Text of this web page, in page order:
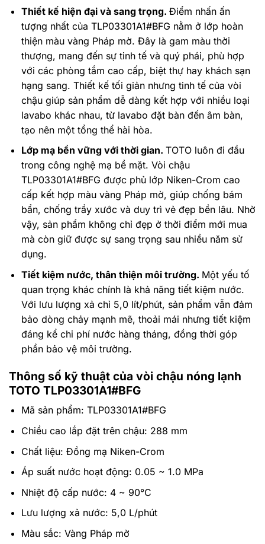
Thiết kế hiện đại và sang trọng. Điểm nhấn ấn
tượng nhất của TLP03301A1#BFG nằm ở lớp hoàn
thiện màu vàng Pháp mờ. Đây là gam màu thời
thượng, mang đến sự tinh tế và quý phái, phù hợp
với các phòng tắm cao cấp, biệt thự hay khách sạn
hạng sang. Thiết kế tối giản nhưng tinh tế của vòi
chậu giúp sản phẩm dễ dàng kết hợp với nhiều loại
lavabo khác nhau, từ lavabo đặt bàn đến âm bàn,
tạo nên một tổng thể hài hòa.
Lớp mạ bền vững với thời gian. TOTO luôn đi đầu
trong công nghệ mạ bề mặt. Vòi chậu
TLP03301A1#BFG được phủ lớp Niken-Crom cao
cấp kết hợp màu vàng Pháp mờ, giúp chống bám
bẩn, chống trầy xước và duy trì vẻ đẹp bền lâu. Nhờ
vậy, sản phẩm không chỉ đẹp ở thời điểm mới mua
mà còn giữ được sự sang trọng sau nhiều năm sử
dụng.
Tiết kiệm nước, thân thiện môi trường. Một yếu tố
quan trọng khác chính là khả năng tiết kiệm nước.
Với lưu lượng xả chỉ 5,0 lít/phút, sản phẩm vẫn đảm
bảo dòng chảy mạnh mẽ, thoải mái nhưng tiết kiệm
đáng kể chi phí nước hàng tháng, đồng thời góp
phần bảo vệ môi trường.
Thông số kỹ thuật của vòi chậu nóng lạnh
TOTO TLP03301A1#BFG
Mã sản phẩm: TLP03301A1#BFG
Chiều cao lắp đặt trên chậu: 288 mm
Chất liệu: Đồng mạ Niken-Crom
Áp suất nước hoạt động: 0.05 ~ 1.0 MPa
Nhiệt độ cấp nước: 4 ~ 90°C
Lưu lượng xả nước: 5,0 L/phút
Màu sắc: Vàng Pháp mờ